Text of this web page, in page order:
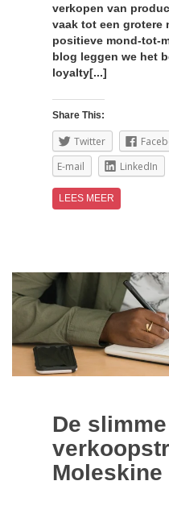
verkopen van
vaak tot een grotere
positieve mond-tot-
blog leggen we het
loyalty[...]
Share This:
Twitter
E-mail
LinkedIn
LEES MEER
De slimme
Moleskine